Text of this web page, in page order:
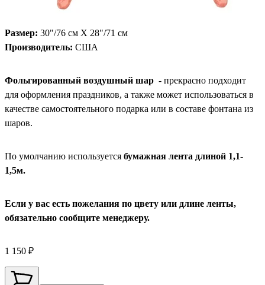
Размер: 30"/76 см X 28"/71 см
Производитель: США
Фольгированный воздушный шар - прекрасно подходит
для оформления праздников, а также может использоваться в
качестве самостоятельного подарка или в составе фонтана из
шаров.
По умолчанию используется бумажная лента длиной 1,1-
1,5м.
Если у вас есть пожелания по цвету или длине ленты,
обязательно сообщите менеджеру.
1 150 ₽